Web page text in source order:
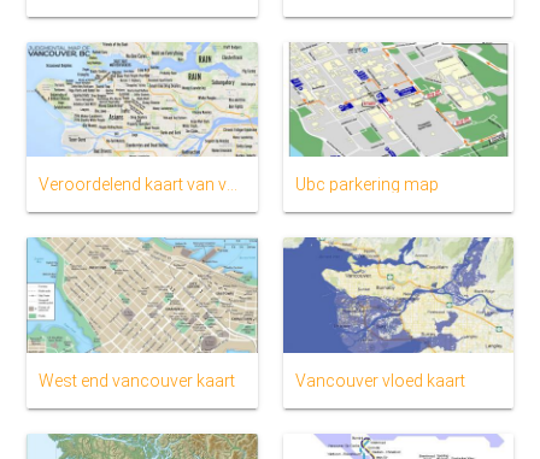
Ubc parkering map
West end vancouver kaart Vancouver vloed kaart